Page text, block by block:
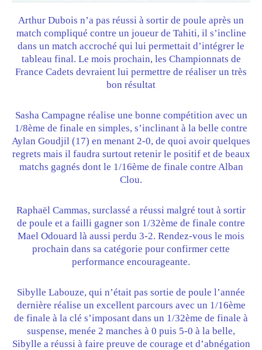
Arthur Dubois n’a pas réussi à sortir de poule après un
match compliqué contre un joueur de Tahiti, il s’incline
dans un match accroché qui lui permettait d’intégrer le
tableau final. Le mois prochain, les Championnats de
France Cadets devraient lui permettre de réaliser un très
bon résultat
Sasha Campagne réalise une bonne compétition avec un
1/8ème de finale en simples, s’inclinant à la belle contre
Aylan Goudjil (17) en menant 2-0, de quoi avoir quelques
regrets mais il faudra surtout retenir le positif et de beaux
matchs gagnés dont le 1/16ème de finale contre Alban
Clou.
Raphaël Cammas, surclassé a réussi malgré tout à sortir
de poule et a failli gagner son 1/32ème de finale contre
Mael Odouard là aussi perdu 3-2. Rendez-vous le mois
prochain dans sa catégorie pour confirmer cette
performance encourageante.
Sibylle Labouze, qui n’était pas sortie de poule l’année
dernière réalise un excellent parcours avec un 1/16ème
de finale à la clé s’imposant dans un 1/32ème de finale à
suspense, menée 2 manches à 0 puis 5-0 à la belle,
Sibylle a réussi à faire preuve de courage et d’abnégation